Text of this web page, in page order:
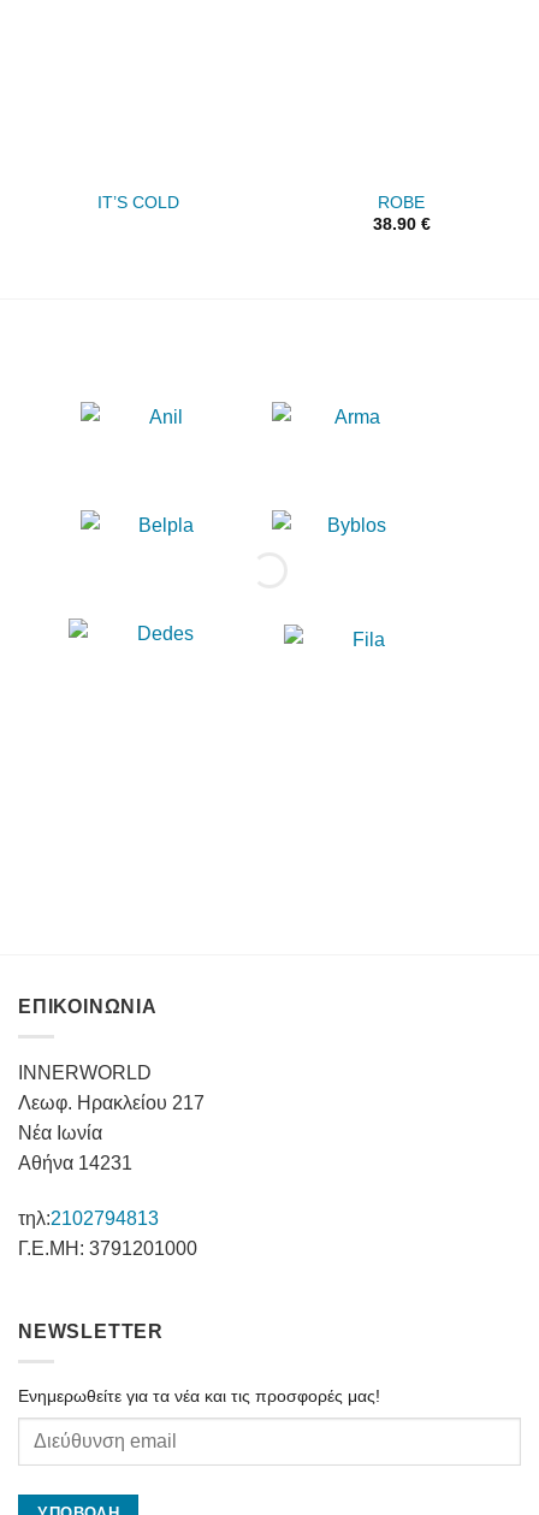
IT’S COLD
ROBE
38.90 €
ΕΠΙΚΟΙΝΩΝΙΑ
INNERWORLD
Λεωφ. Ηρακλείου 217
Νέα Ιωνία
Αθήνα 14231
τηλ:2102794813
Γ.Ε.ΜΗ: 3791201000
NEWSLETTER
Ενημερωθείτε για τα νέα και τις προσφορές μας!